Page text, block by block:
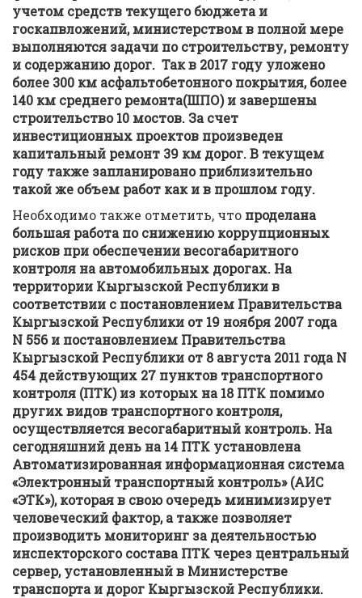
учетом средств текущего бюджета и
госкапвложений, министерством в полной мере
выполняются задачи по строительству, ремонту
и содержанию дорог. Так в 2017 году уложено
более 300 км асфальтобетонного покрытия, более
140 км среднего ремонта(ШПО) и завершены
строительство 10 мостов. За счет
инвестиционных проектов произведен
капитальный ремонт 39 км дорог. В текущем
году также запланировано приблизительно
такой же объем работ как и в прошлом году.
Необходимо также отметить, что проделана
большая работа по снижению коррупционных
рисков при обеспечении весогабаритного
контроля на автомобильных дорогах. На
территории Кыргызской Республики в
соответствии с постановлением Правительства
Кыргызской Республики от 19 ноября 2007 года
N 556 и постановлением Правительства
Кыргызской Республики от 8 августа 2011 года N
454 действующих 27 пунктов транспортного
контроля (ПТК) из которых на 18 ПТК помимо
других видов транспортного контроля,
осуществляется весогабаритный контроль. На
сегодняшний день на 14 ПТК установлена
Автоматизированная информационная система
«Электронный транспортный контроль» (АИС
«ЭТК»), которая в свою очередь минимизирует
человеческий фактор, а также позволяет
производить мониторинг за деятельностью
инспекторского состава ПТК через центральный
сервер, установленный в Министерстве
транспорта и дорог Кыргызской Республики.